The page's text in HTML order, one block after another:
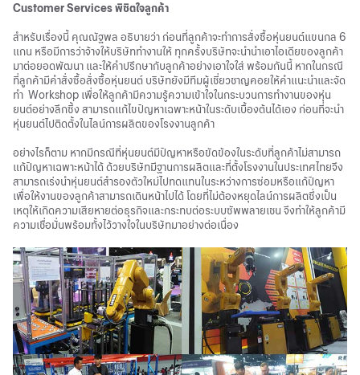
Customer Services พิชิตใจลูกค้า
สำหรับเรื่องนี้ คุณณัฐพล อธิบายว่า ก่อนที่ลูกค้าจะทำการสั่งซื้อหุ่นยนต์แขนกล 6
แกน หรือมีการว่าจ้างให้บริษัททำงานให้ ทุกครั้งบริษัทจะนำนำเอาไอเดียของลูกค้า
มาต่อยอดพัฒนา และให้คำปรึกษากับลูกค้าอย่างเอาใจใส่ พร้อมกันนี้ หากในกรณี
ที่ลูกค้ามีคำสั่งซื้อสั่งซื้อหุ่นยนต์ บริษัทยังมีทีมผู้เชี่ยวชาญคอยให้คำแนะนำและจัด
ทำ Workshop เพื่อให้ลูกค้ามีความรู้ความเข้าใจในกระบวนการทำงานของหุ่น
ยนต์อย่างลึกซึ้ง สามารถแก้ไขปัญหาเฉพาะหน้าในระดับเบื้องต้นได้เอง ก่อนที่จะนำ
หุ่นยนต์ไปติดตั้งในไลน์การผลิตของโรงงานลูกค้า
อย่างไรก็ตาม หากมีกรณีที่หุ่นยนต์มีปัญหาหรือขัดข้องในระดับที่ลูกค้าไม่สามารถ
แก้ปัญหาเฉพาะหน้าได้ ด้วยบริษัทมีฐานการผลิตและที่ตั้งโรงงานในประเทศไทยจึง
สามารถเร่งนำหุ่นยนต์สำรองตัวใหม่ไปทดแทนในระหว่างการซ่อมหรือแก้ปัญหา
เพื่อให้งานของลูกค้าสามารถเดินหน้าไปได้ โดยที่ไม่ต้องหยุดไลน์การผลิตซึ่งเป็น
เหตุให้เกิดความเสียหายต่อธุรกิจและกระทบต่อระบบซัพพลายเชน จึงทำให้ลูกค้ามี
ความเชื่อมั่นพร้อมทั้งไว้วางใจในบริษัทมาอย่างต่อเนื่อง